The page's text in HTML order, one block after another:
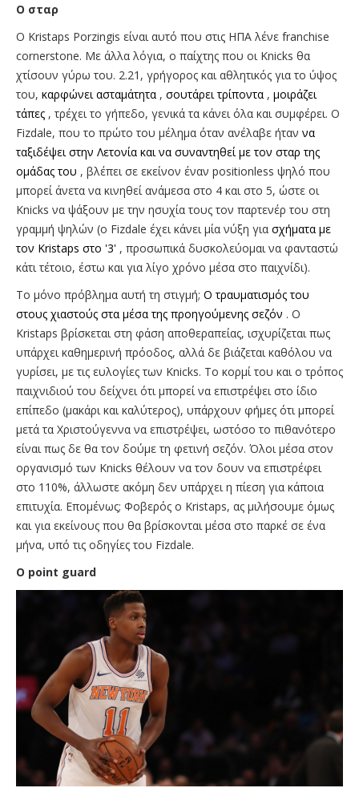
Ο σταρ
O Kristaps Porzingis είναι αυτό που στις ΗΠΑ λένε franchise
cornerstone. Με άλλα λόγια, ο παίχτης που οι Knicks θα
χτίσουν γύρω του. 2.21, γρήγορος και αθλητικός για το ύψος
του, καρφώνει ασταμάτητα , σουτάρει τρίποντα , μοιράζει
τάπες , τρέχει το γήπεδο, γενικά τα κάνει όλα και συμφέρει. O
Fizdale, που το πρώτο του μέλημα όταν ανέλαβε ήταν να
ταξιδέψει στην Λετονία και να συναντηθεί με τον σταρ της
ομάδας του , βλέπει σε εκείνον έναν positionless ψηλό που
μπορεί άνετα να κινηθεί ανάμεσα στο 4 και στο 5, ώστε οι
Knicks να ψάξουν με την ησυχία τους τον παρτενέρ του στη
γραμμή ψηλών (ο Fizdale έχει κάνει μία νύξη για σχήματα με
τον Kristaps στο '3' , προσωπικά δυσκολεύομαι να φανταστώ
κάτι τέτοιο, έστω και για λίγο χρόνο μέσα στο παιχνίδι).
Το μόνο πρόβλημα αυτή τη στιγμή; O τραυματισμός του
στους χιαστούς στα μέσα της προηγούμενης σεζόν . O
Kristaps βρίσκεται στη φάση αποθεραπείας, ισχυρίζεται πως
υπάρχει καθημερινή πρόοδος, αλλά δε βιάζεται καθόλου να
γυρίσει, με τις ευλογίες των Knicks. Το κορμί του και ο τρόπος
παιχνιδιού του δείχνει ότι μπορεί να επιστρέψει στο ίδιο
επίπεδο (μακάρι και καλύτερος), υπάρχουν φήμες ότι μπορεί
μετά τα Χριστούγεννα να επιστρέψει, ωστόσο το πιθανότερο
είναι πως δε θα τον δούμε τη φετινή σεζόν. Όλοι μέσα στον
οργανισμό των Knicks θέλουν να τον δουν να επιστρέφει
στο 110%, άλλωστε ακόμη δεν υπάρχει η πίεση για κάποια
επιτυχία. Επομένως; Φοβερός ο Kristaps, ας μιλήσουμε όμως
και για εκείνους που θα βρίσκονται μέσα στο παρκέ σε ένα
μήνα, υπό τις οδηγίες του Fizdale.
O point guard